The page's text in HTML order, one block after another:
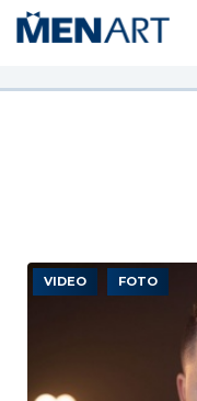
VIDEO FOTO